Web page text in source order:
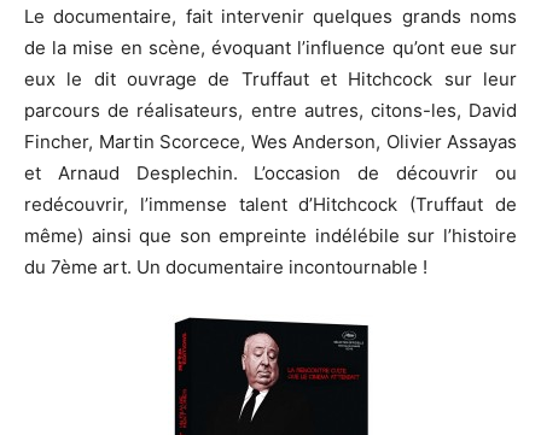
Le documentaire, fait intervenir quelques grands noms
de la mise en scène, évoquant l’influence qu’ont eue sur
eux le dit ouvrage de Truffaut et Hitchcock sur leur
parcours de réalisateurs, entre autres, citons-les, David
Fincher, Martin Scorcece, Wes Anderson, Olivier Assayas
et Arnaud Desplechin. L’occasion de découvrir ou
redécouvrir, l’immense talent d’Hitchcock (Truffaut de
même) ainsi que son empreinte indélébile sur l’histoire
du 7ème art. Un documentaire incontournable !